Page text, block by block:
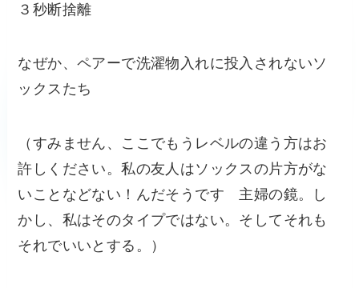
３秒断捨離
なぜか、ペアーで洗濯物入れに投入されないソ
ックスたち
（すみません、ここでもうレベルの違う方はお
許しください。私の友人はソックスの片方がな
いことなどない！んだそうです 主婦の鏡。し
かし、私はそのタイプではない。そしてそれも
それでいいとする。）